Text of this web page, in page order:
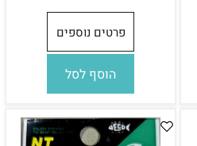
פרטים נוספים
הוסף לסל